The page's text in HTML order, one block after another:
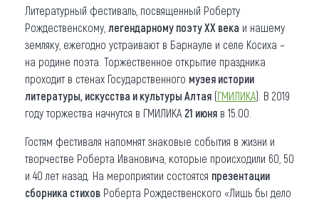
Что привезти (сувениры)
О регионе
Коллекция впечатлений
Другие рубрики
Литературный фестиваль, посвященный Роберту
Рождественскому, легендарному поэту XX века и нашему
земляку, ежегодно устраивают в Барнауле и селе Косиха –
на родине поэта. Торжественное открытие праздника
проходит в стенах Государственного музея истории
литературы, искусства и культуры Алтая (ГМИЛИКА). В 2019
году торжества начнутся в ГМИЛИКА 21 июня в 15.00.
Гостям фестиваля напомнят знаковые события в жизни и
творчестве Роберта Ивановича, которые происходили 60, 50
и 40 лет назад. На мероприятии состоятся презентации
сборника стихов Роберта Рождественского «Лишь бы дело